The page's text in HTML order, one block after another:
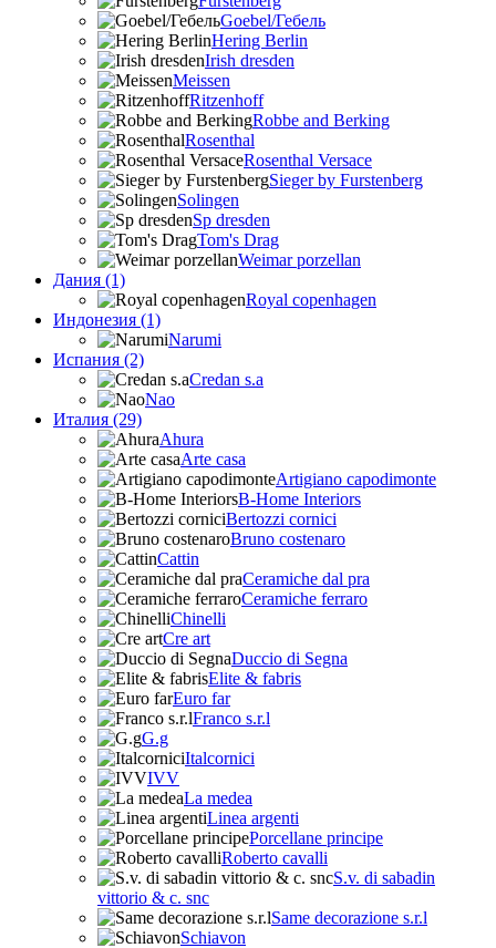
Goebel/Гебель
Hering Berlin
Irish dresden
Meissen
Ritzenhoff
Robbe and Berking
Rosenthal
Rosenthal Versace
Sieger by Furstenberg
Solingen
Sp dresden
Tom's Drag
Weimar porzellan
Дания (1)
Royal copenhagen
Индонезия (1)
Narumi
Испания (2)
Credan s.a
Nao
Италия (29)
Ahura
Arte casa
Artigiano capodimonte
B-Home Interiors
Bertozzi cornici
Bruno costenaro
Cattin
Ceramiche dal pra
Ceramiche ferraro
Chinelli
Cre art
Duccio di Segna
Elite & fabris
Euro far
Franco s.r.l
G.g
Italcornici
IVV
La medea
Linea argenti
Porcellane principe
Roberto cavalli
S.v. di sabadin
vittorio & c. snc
Same decorazione s.r.l
Schiavon